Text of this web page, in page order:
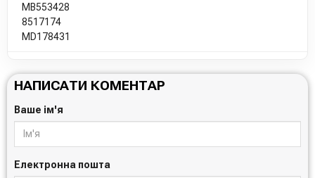
MB553428
8517174
MD178431
НАПИСАТИ КОМЕНТАР
Ваше ім'я
Електронна пошта